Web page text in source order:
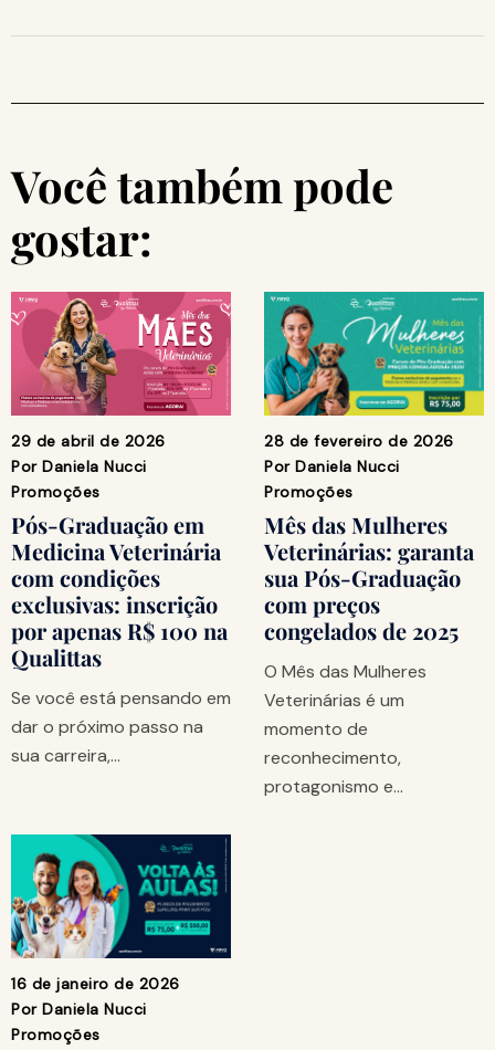
Você também pode
gostar:
29 de abril de 2026
Por Daniela Nucci
Promoções
Pós-Graduação em
Medicina Veterinária
com condições
exclusivas: inscrição
por apenas R$ 100 na
Qualittas
Se você está pensando em
dar o próximo passo na
sua carreira,…
28 de fevereiro de 2026
Por Daniela Nucci
Promoções
Mês das Mulheres
Veterinárias: garanta
sua Pós-Graduação
com preços
congelados de 2025
O Mês das Mulheres
Veterinárias é um
momento de
reconhecimento,
protagonismo e…
16 de janeiro de 2026
Por Daniela Nucci
Promoções